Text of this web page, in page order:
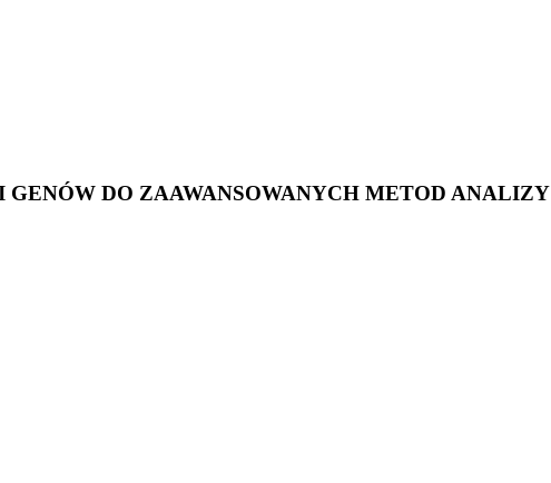
DO ZAAWANSOWANYCH METOD ANALIZY